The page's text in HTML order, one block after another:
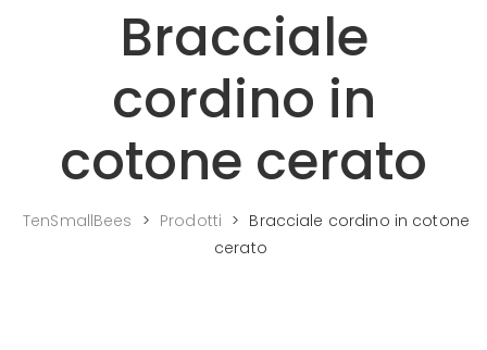
Bracciale
cordino in
cotone cerato
TenSmallBees > Prodotti > Bracciale cordino in cotone
cerato